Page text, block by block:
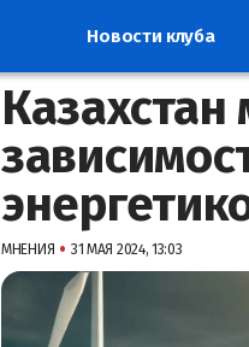
Новости клуба
МНЕНИЯ • 31 МАЯ 2024, 13:03